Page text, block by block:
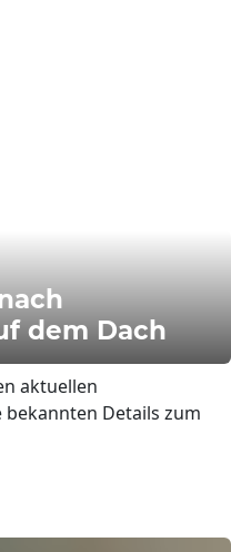
dem Dach
aktuellen
Details zum